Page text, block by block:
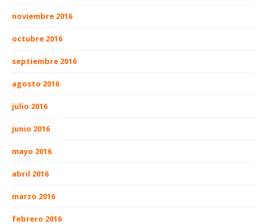
noviembre 2016
octubre 2016
septiembre 2016
agosto 2016
julio 2016
junio 2016
mayo 2016
abril 2016
marzo 2016
febrero 2016